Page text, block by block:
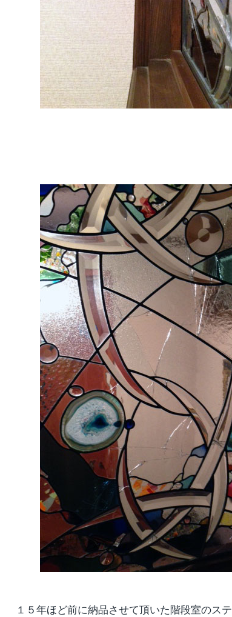
１５年ほど前に納品させて頂いた階段室のステ